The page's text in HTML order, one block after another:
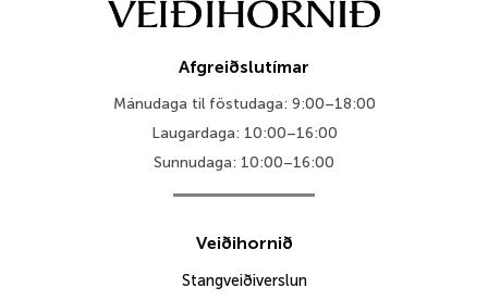
Afgreiðslutímar
Mánudaga til föstudaga: 9:00–18:00
Laugardaga: 10:00–16:00
Sunnudaga: 10:00–16:00
Veiðihornið
Stangveiðiverslun